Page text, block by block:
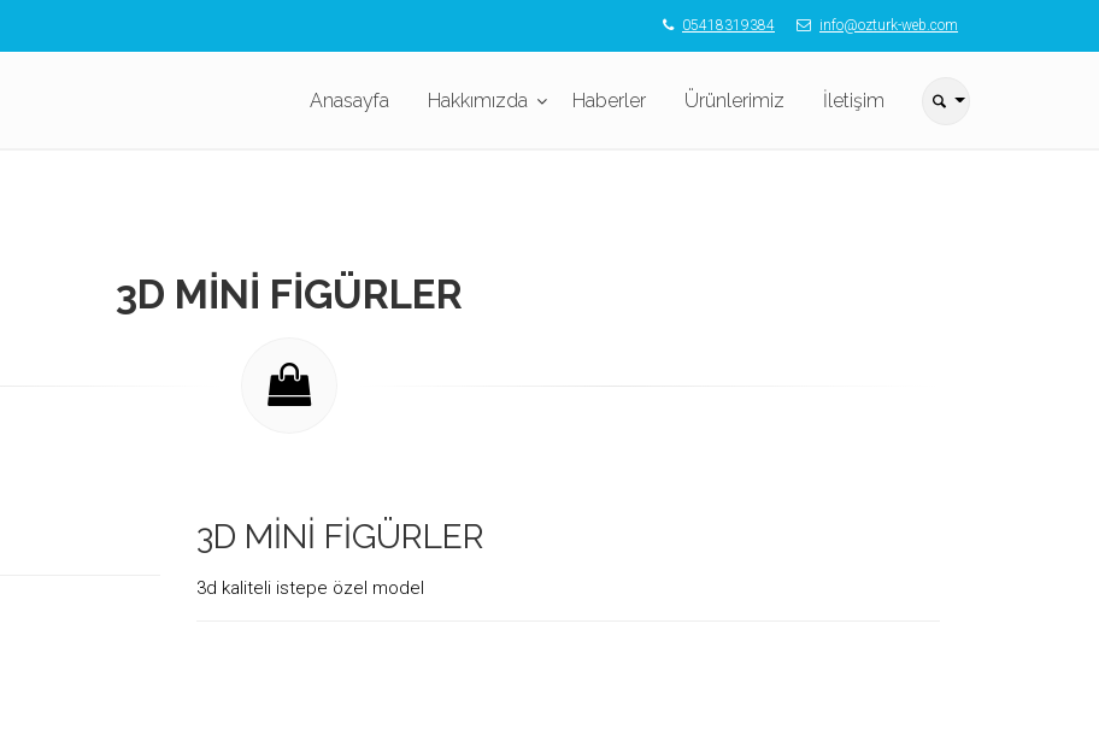
05418319384 info@ozturk-web.com
Anasayfa Hakkımızda Haberler Ürünlerimiz İletişim
3D MINI FIGÜRLER
3D MINI FIGÜRLER
3d kaliteli istepe özel model